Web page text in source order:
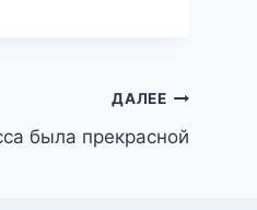
ДАЛЕЕ
была прекрасной